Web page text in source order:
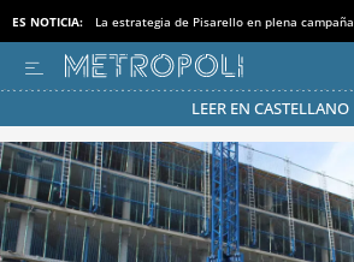
ES NOTICIA: La estrategia de Pisarello en plena campaña
LEER EN CASTELLANO
Pásate al MODO AHORRO